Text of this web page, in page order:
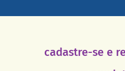
cadastre-se e